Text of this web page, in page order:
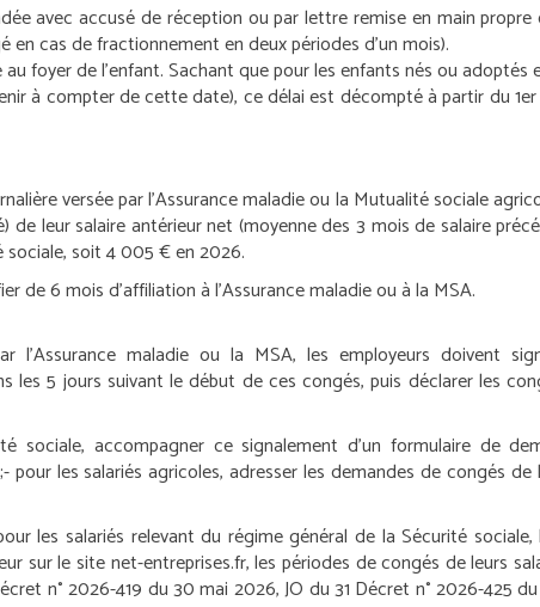
avec accusé de réception ou par lettre remise en main propre
cas de fractionnement en deux périodes d’un mois).
foyer de l’enfant. Sachant que pour les enfants nés ou adoptés
à compter de cette date), ce délai est décompté à partir du 1er
versée par l’Assurance maladie ou la Mutualité sociale
de leur salaire antérieur net (moyenne des 3 mois de salaire
sociale, soit 4 005 € en 2026.
de 6 mois d’affiliation à l’Assurance maladie ou à la MSA.
maladie ou la MSA, les employeurs doivent
les 5 jours suivant le début de ces congés, puis déclarer les
sociale, accompagner ce signalement d’un formulaire de
- pour les salariés agricoles, adresser les demandes de congés de
les salariés relevant du régime général de la Sécurité sociale,
sur le site net-entreprises.fr, les périodes de congés de leurs
n° 2026-419 du 30 mai 2026, JO du 31 Décret n° 2026-425